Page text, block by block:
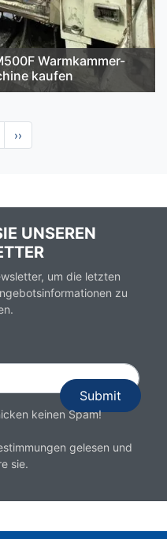
Warmkammer-
kaufen
Nächste
Seite
››
UNSEREN
um die letzten
zu
keinen Spam!
gelesen und
sie.